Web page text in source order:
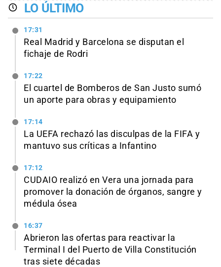
LO ÚLTIMO
17:31
Real Madrid y Barcelona se disputan el
fichaje de Rodri
17:22
El cuartel de Bomberos de San Justo sumó
un aporte para obras y equipamiento
17:14
La UEFA rechazó las disculpas de la FIFA y
mantuvo sus críticas a Infantino
17:12
CUDAIO realizó en Vera una jornada para
promover la donación de órganos, sangre y
médula ósea
16:37
Abrieron las ofertas para reactivar la
Terminal I del Puerto de Villa Constitución
tras siete décadas